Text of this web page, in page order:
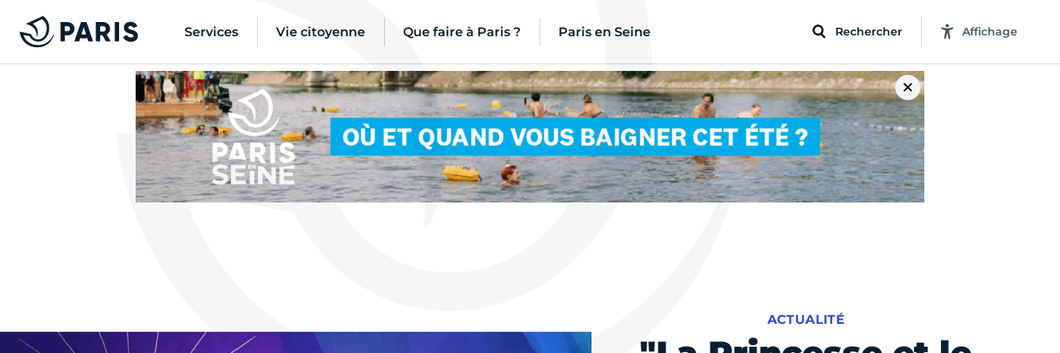
Services Vie citoyenne Que faire à Paris ? Paris en Seine Rechercher Affichage
ACTUALITÉ